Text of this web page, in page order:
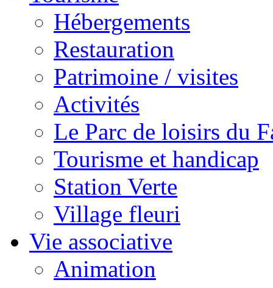
Hébergements
Restauration
Patrimoine / visites
Activités
Le Parc de loisirs du
Tourisme et handicap
Station Verte
Village fleuri
Vie associative
Animation